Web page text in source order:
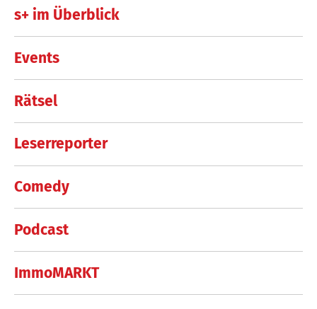
s+ im Überblick
Events
Rätsel
Leserreporter
Comedy
Podcast
ImmoMARKT